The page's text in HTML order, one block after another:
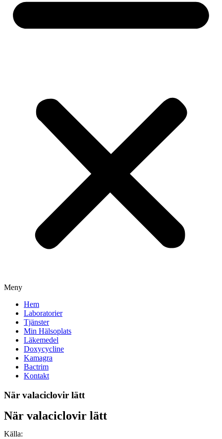
Meny
Hem
Laboratorier
Tjänster
Min Hälsoplats
Läkemedel
Doxycycline
Kamagra
Bactrim
Kontakt
När valaciclovir lätt
När valaciclovir lätt
Källa: